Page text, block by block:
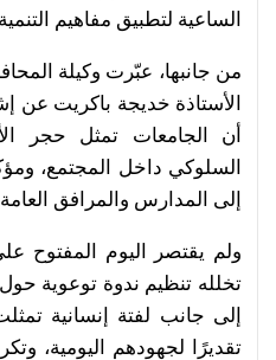
الساعية لتطبيق مفاهيم
من جانبها، عبّرت وكيلة
الأستاذة خديجة باكريت عن
أن الجامعات تمثل حجر
السلوكي داخل المجتمع،
إلى المدارس والمرافق
ولم يقتصر اليوم المفتوح
تخلله تنظيم ندوة توعوية
إلى جانب لفتة إنسانية
تقديرًا لجهودهم اليومية،